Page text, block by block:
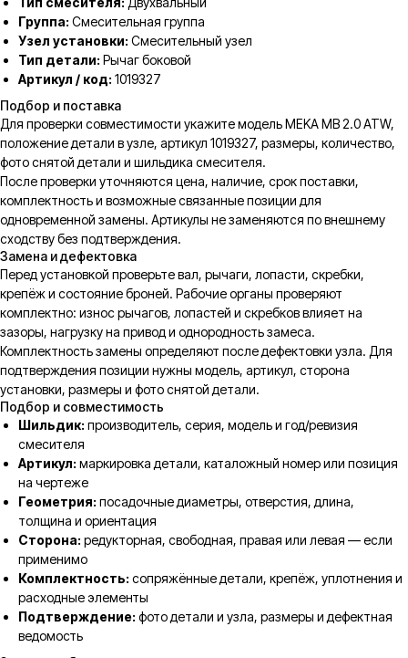
Группа: Смесительная группа
Узел установки: Смесительный узел
Тип детали: Рычаг боковой
Артикул / код: 1019327
Подбор и поставка
Для проверки совместимости укажите модель MEKA MB 2.0 ATW,
положение детали в узле, артикул 1019327, размеры, количество,
фото снятой детали и шильдика смесителя.
После проверки уточняются цена, наличие, срок поставки,
комплектность и возможные связанные позиции для
одновременной замены. Артикулы не заменяются по внешнему
сходству без подтверждения.
Замена и дефектовка
Перед установкой проверьте вал, рычаги, лопасти, скребки,
крепёж и состояние броней. Рабочие органы проверяют
комплектно: износ рычагов, лопастей и скребков влияет на
зазоры, нагрузку на привод и однородность замеса.
Комплектность замены определяют после дефектовки узла. Для
подтверждения позиции нужны модель, артикул, сторона
установки, размеры и фото снятой детали.
Подбор и совместимость
Шильдик: производитель, серия, модель и год/ревизия
смесителя
Артикул: маркировка детали, каталожный номер или позиция
на чертеже
Геометрия: посадочные диаметры, отверстия, длина,
толщина и ориентация
Сторона: редукторная, свободная, правая или левая — если
применимо
Комплектность: сопряжённые детали, крепёж, уплотнения и
расходные элементы
Подтверждение: фото детали и узла, размеры и дефектная
ведомость